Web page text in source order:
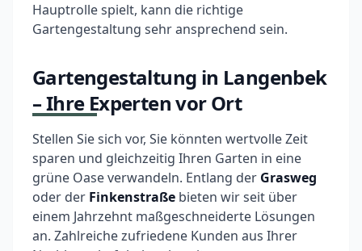
Hauptrolle spielt, kann die richtige
Gartengestaltung sehr ansprechend sein.
Gartengestaltung in Langenbek
– Ihre Experten vor Ort
Stellen Sie sich vor, Sie könnten wertvolle Zeit
sparen und gleichzeitig Ihren Garten in eine
grüne Oase verwandeln. Entlang der Grasweg
oder der Finkenstraße bieten wir seit über
einem Jahrzehnt maßgeschneiderte Lösungen
an. Zahlreiche zufriedene Kunden aus Ihrer